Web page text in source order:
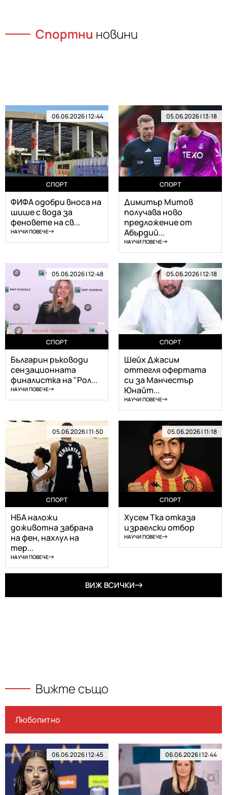
Спортни новини
06.06.2026 | 12:44
СПОРТ
ФИФА одобри вноса на
шише с вода за
феновете на св...
НАУЧИ ПОВЕЧЕ
05.06.2026 | 13:18
СПОРТ
Димитър Митов
получава ново
предложение от
Абърдий...
НАУЧИ ПОВЕЧЕ
05.06.2026 | 12:48
СПОРТ
Българин ръководи
сензационната
финалистка на "Рол...
НАУЧИ ПОВЕЧЕ
05.06.2026 | 12:18
СПОРТ
Шейх Джасим
оттегля офертата
си за Манчестър
Юнайт...
НАУЧИ ПОВЕЧЕ
05.06.2026 | 11:50
СПОРТ
НБА наложи
доживотна забрана
на фен, нахлул на
тер...
НАУЧИ ПОВЕЧЕ
05.06.2026 | 11:18
СПОРТ
Хусем Тка отказа
израелски отбор
НАУЧИ ПОВЕЧЕ
ВИЖ ВСИЧКИ
Вижте също
Любопитно
06.06.2026 | 12:45 06.06.2026 | 12:44